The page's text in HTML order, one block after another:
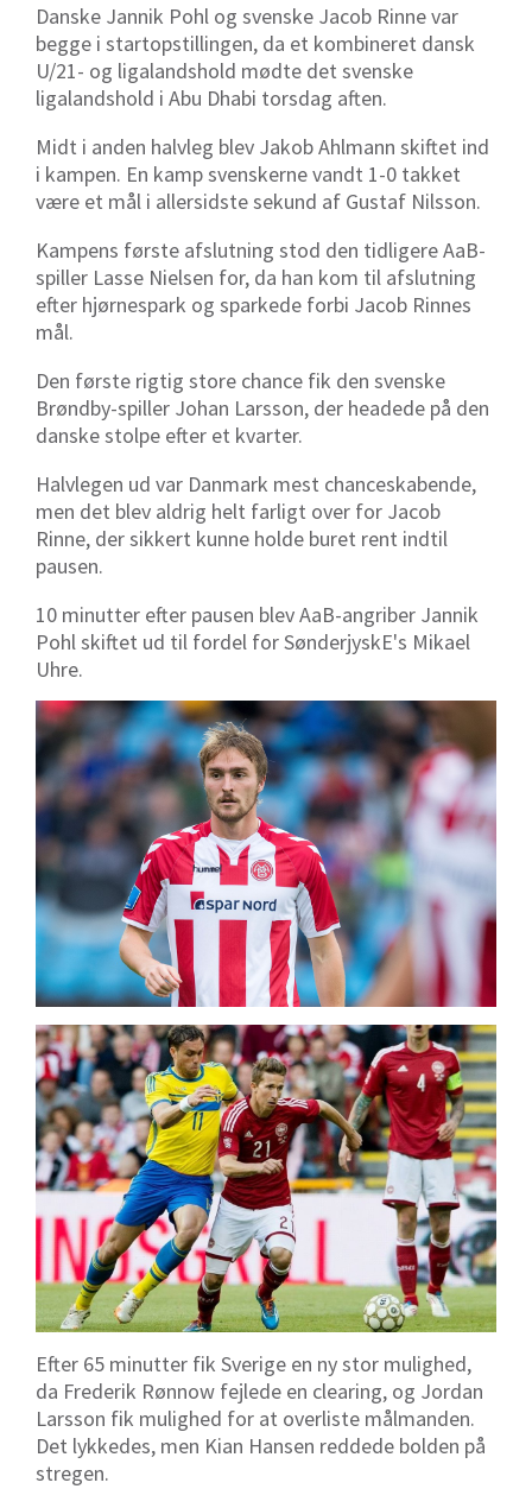
Danske Jannik Pohl og svenske Jacob Rinne var
begge i startopstillingen, da et kombineret dansk
U/21- og ligalandshold mødte det svenske
ligalandshold i Abu Dhabi torsdag aften.
Midt i anden halvleg blev Jakob Ahlmann skiftet ind
i kampen. En kamp svenskerne vandt 1-0 takket
være et mål i allersidste sekund af Gustaf Nilsson.
Kampens første afslutning stod den tidligere AaB-
spiller Lasse Nielsen for, da han kom til afslutning
efter hjørnespark og sparkede forbi Jacob Rinnes
mål.
Den første rigtig store chance fik den svenske
Brøndby-spiller Johan Larsson, der headede på den
danske stolpe efter et kvarter.
Halvlegen ud var Danmark mest chanceskabende,
men det blev aldrig helt farligt over for Jacob
Rinne, der sikkert kunne holde buret rent indtil
pausen.
10 minutter efter pausen blev AaB-angriber Jannik
Pohl skiftet ud til fordel for SønderjyskE's Mikael
Uhre.
Efter 65 minutter fik Sverige en ny stor mulighed,
da Frederik Rønnow fejlede en clearing, og Jordan
Larsson fik mulighed for at overliste målmanden.
Det lykkedes, men Kian Hansen reddede bolden på
stregen.